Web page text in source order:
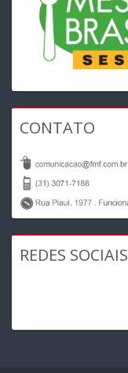
CONTATO
REDES SOCIAIS